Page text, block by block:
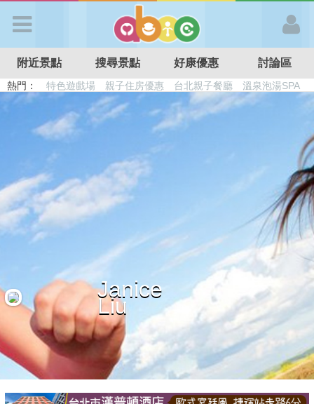
APP登入
首 頁
搜尋景點
好康優惠
最新留言
商家合作
推薦景點
附近景點 搜尋景點 好康優惠 討論區
熱門： 溜滑梯民宿 觀光工廠 DIY摘果
日本親子景點
特色遊戲場
親子住房優惠 台北親子餐廳 溫泉泡湯SPA
Janice
Liu